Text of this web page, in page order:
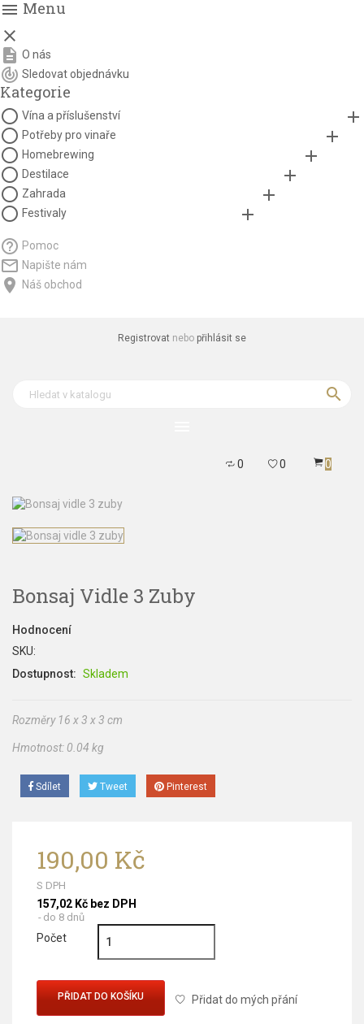
menu Menu

description O nás
track_changes Sledovat objednávku
Kategorie
panorama_fish_eye Vína a příslušenství
add
panorama_fish_eye Potřeby pro vinaře
add
panorama_fish_eye Homebrewing
add
panorama_fish_eye Destilace
add
panorama_fish_eye Zahrada
add
panorama_fish_eye Festivaly
add
help_outline Pomoc
mail_outline Napište nám
location_on Náš obchod
Registrovat nebo přihlásit se

0
0
0
Bonsaj Vidle 3 Zuby
Hodnocení
SKU:
Dostupnost: Skladem
Rozměry 16 x 3 x 3 cm
Hmotnost: 0.04 kg
Sdílet Tweet Pinterest
190,00 Kč
S DPH
157,02 Kč bez DPH
do 8 dnů
Počet
PŘIDAT DO KOŠÍKU Přidat do mých přání